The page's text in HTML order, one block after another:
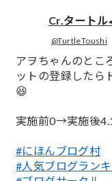
Cr.タート
@TurtleToushi
アヲちゃんのとこ
ットの登録したら
😆
実施前0→実施後
#にほんブログ村
#人気ブログラン